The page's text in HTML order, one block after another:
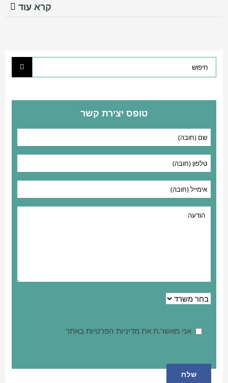
קרא עוד
טופס יצירת קשר
אני מאשר.ת את מדיניות הפרטיותבאתר